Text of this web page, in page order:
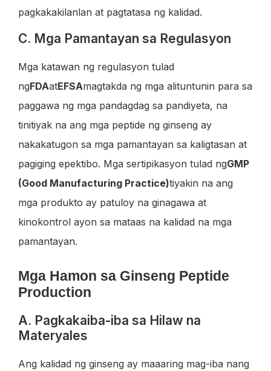
pagkakakilanlan at pagtatasa ng kalidad.
C. Mga Pamantayan sa Regulasyon
Mga katawan ng regulasyon tulad
ngFDAatEFSAmagtakda ng mga alituntunin para sa
paggawa ng mga pandagdag sa pandiyeta, na
tinitiyak na ang mga peptide ng ginseng ay
nakakatugon sa mga pamantayan sa kaligtasan at
pagiging epektibo. Mga sertipikasyon tulad ngGMP
(Good Manufacturing Practice)tiyakin na ang
mga produkto ay patuloy na ginagawa at
kinokontrol ayon sa mataas na kalidad na mga
pamantayan.
Mga Hamon sa Ginseng Peptide
Production
A. Pagkakaiba-iba sa Hilaw na
Materyales
Ang kalidad ng ginseng ay maaaring mag-iba nang